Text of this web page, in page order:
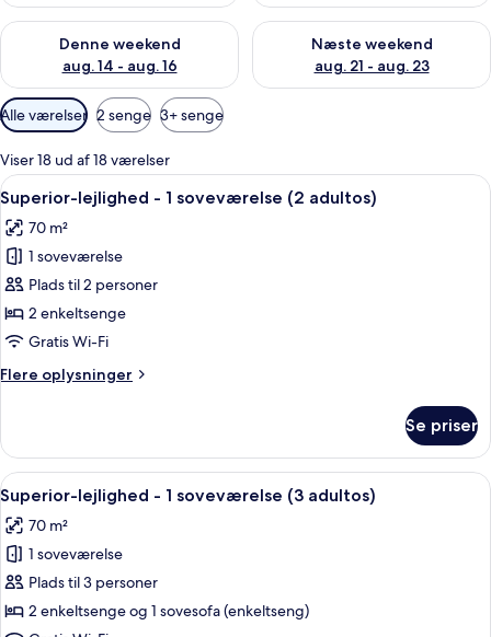
Denne weekend
aug. 14 - aug. 16
Tjek tilgængelighed for denne weekend aug. 14 - aug. 16
Næste weekend
aug. 21 - aug. 23
Tjek tilgængelighed for næste
Tilgængelige
filtre
for
værelser
Alle værelser 2 senge 3+ senge
Viser 18 ud af 18 værelser
Indlæs
alle
billeder
af
Superior-
lejlighed
-
soveværelse
Dundyner, skrivebord, gratis Wi-Fi,
17
Superior-lejlighed - 1 soveværelse (2 adultos)
70 m²
1 soveværelse
Plads til 2 personer
2 enkeltsenge
Gratis Wi-Fi
Flere oplysninger
Flere
lejlighed
1
soveværelse
(2
adultos)
Se priser
Indlæs
alle
billeder
af
Superior-
lejlighed
Dundyner, skrivebord, gratis Wi-Fi,
17
Superior-lejlighed - 1 soveværelse (3 adultos)
70 m²
1 soveværelse
Plads til 3 personer
2 enkeltsenge og 1 sovesofa (enkeltseng)